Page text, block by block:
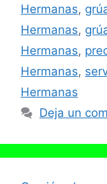
Hermanas,
Hermanas,
Hermanas,
Hermanas,
Hermanas
Deja un